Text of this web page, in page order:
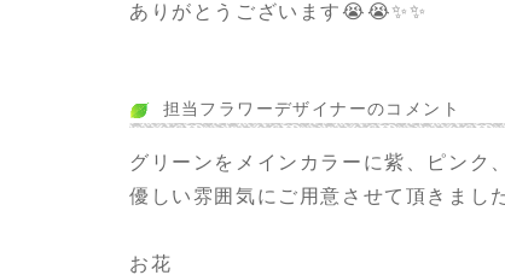
ありがとうございます😭😭✨✨
担当フラワーデザイナーのコメント
グリーンをメインカラーに紫、ピンク
優しい雰囲気にご用意させて頂きまし
お花